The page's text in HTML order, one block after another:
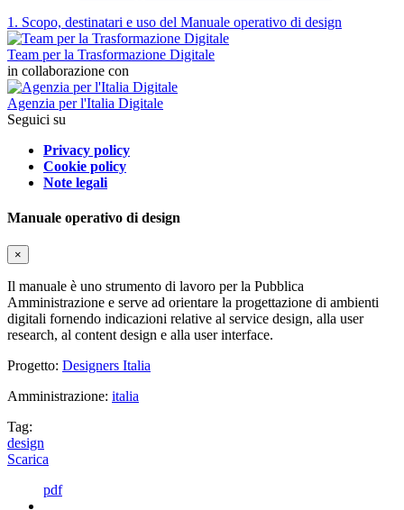
1. Scopo, destinatari e uso del Manuale operativo di design
Team per la Trasformazione Digitale
in collaborazione con
Agenzia per l'Italia Digitale
Seguici su
Privacy policy
Cookie policy
Note legali
Manuale operativo di design
×
Il manuale è uno strumento di lavoro per la Pubblica
Amministrazione e serve ad orientare la progettazione di ambienti
digitali fornendo indicazioni relative al service design, alla user
research, al content design e alla user interface.
Progetto: Designers Italia
Amministrazione: italia
Tag:
design
Scarica
pdf